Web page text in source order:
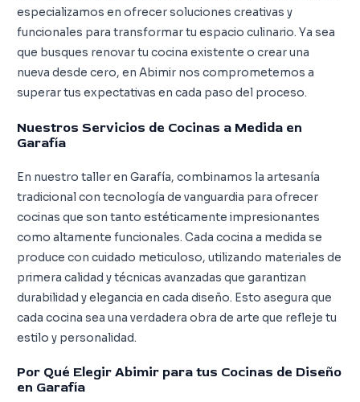
especializamos en ofrecer soluciones creativas y
funcionales para transformar tu espacio culinario. Ya sea
que busques renovar tu cocina existente o crear una
nueva desde cero, en Abimir nos comprometemos a
superar tus expectativas en cada paso del proceso.
Nuestros Servicios de Cocinas a Medida en
Garafía
En nuestro taller en Garafía, combinamos la artesanía
tradicional con tecnología de vanguardia para ofrecer
cocinas que son tanto estéticamente impresionantes
como altamente funcionales. Cada cocina a medida se
produce con cuidado meticuloso, utilizando materiales de
primera calidad y técnicas avanzadas que garantizan
durabilidad y elegancia en cada diseño. Esto asegura que
cada cocina sea una verdadera obra de arte que refleje tu
estilo y personalidad.
Por Qué Elegir Abimir para tus Cocinas de Diseño
en Garafía